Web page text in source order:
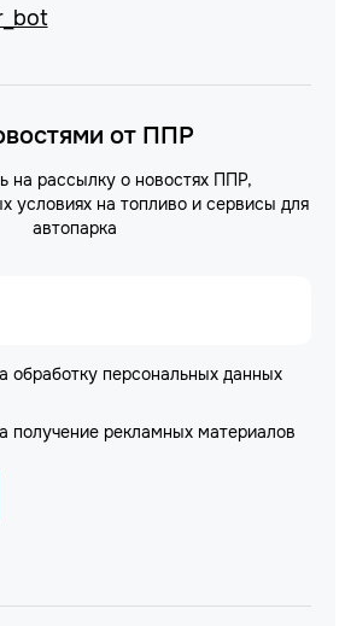
от ППР
на рассылку о новостях ППР,
условиях на топливо и сервисы для
автопарка
обработку персональных данных
получение рекламных материалов